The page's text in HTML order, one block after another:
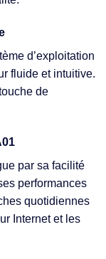
d’exploitation
fluide et intuitive.
de
par sa facilité
performances
quotidiennes
Internet et les